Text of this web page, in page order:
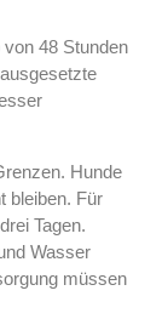
48 Stunden
Hunde
bleiben. Für
Tagen.
Wasser
müssen